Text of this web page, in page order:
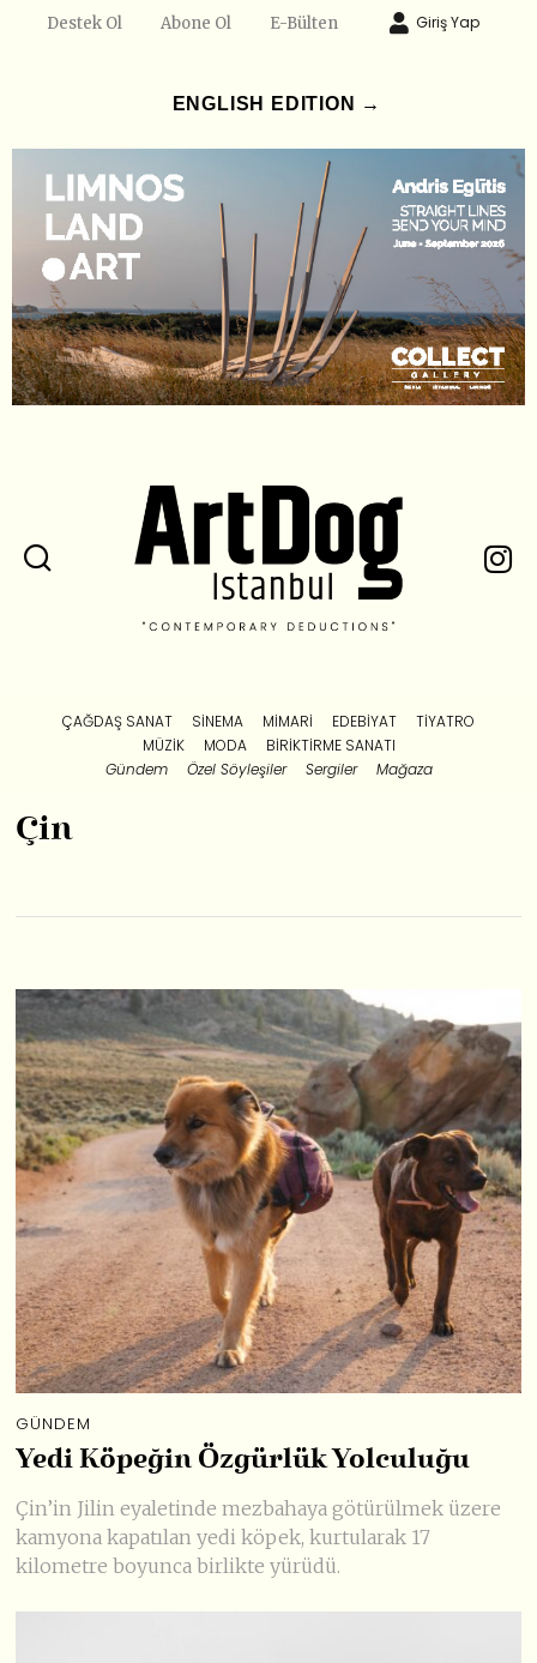
Destek Ol Abone Ol E-Bülten Giriş Yap
ENGLISH EDITION →
ÇAĞDAŞ SANAT SINEMA MIMARI EDEBIYAT
TIYATRO
MÜZIK
MODA
BIRIKTIRME SANATI
Gündem
Özel Söyleşiler Sergiler Mağaza
Çin
GÜNDEM
Yedi Köpeğin Özgürlük Yolculuğu
Çin’in Jilin eyaletinde mezbahaya götürülmek üzere
kamyona kapatılan yedi köpek, kurtularak 17
kilometre boyunca birlikte yürüdü.